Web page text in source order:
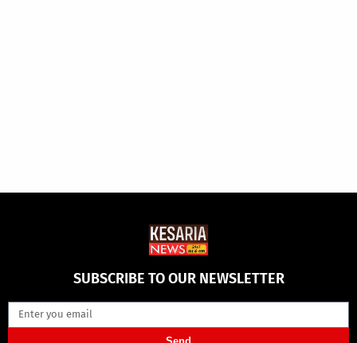
SUBSCRIBE TO OUR NEWSLETTER